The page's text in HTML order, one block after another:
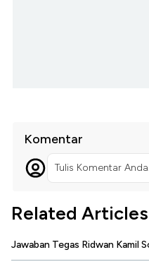
Komentar
Tulis Komentar
Related Articles
Jawaban Tegas Ridwan Kamil